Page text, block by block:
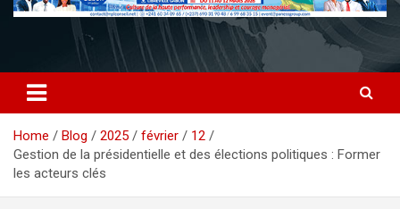
Home Blog 2025 février
12
Gestion de la présidentielle et des élections politiques : Former
les acteurs clés